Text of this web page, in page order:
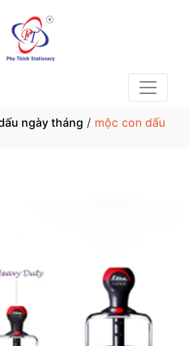
ngày tháng / mộc con dấu